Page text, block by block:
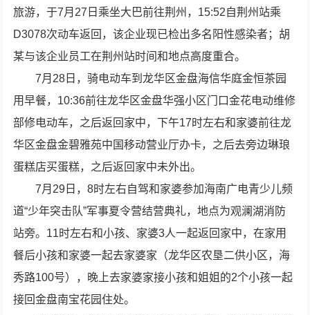
旅游，于7月27日乘坐大巴前往荆州，15:52自荆州站乘
D3078次动车返回，该企业现已检出多名阳性感染者；胡
某与该企业员工在荆州站时间和地点高度重合。
7月28日，骑电动车到龙华区金盘海信华庭金恒茶园
用早餐，10:36前往龙华区金盘华强小区门口金花电动维修
部修电动车，之后返回家中，下午17时左右和家婆前往龙
华区金盘金碧雅苑中国移动营业厅办卡，之后去旁边琳琅
蛋糕店买蛋糕，之后返回家中未外出。
7月29日，8时左右自驾和家婆参加海南广电青少儿频
道“少年突击队”军事夏令营结营典礼，地点为观澜湖消防
站旁。11时左右和小孩、家婆3人一起返回家中，在家用
餐后小孩和家婆一起去家婆家（龙华区农垦二供小区，海
秀路100号），晚上去家婆家接小孩和姐姐的2个小孩一起
接回金盘南宝花园住处。